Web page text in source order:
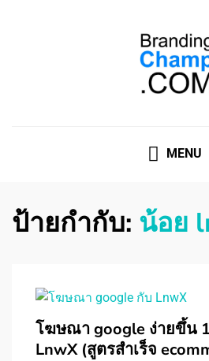
MENU
ป้ายกำกับ: น้อย
โฆษณา google ง่ายขึ้น
LnwX (สูตรสำเร็จ